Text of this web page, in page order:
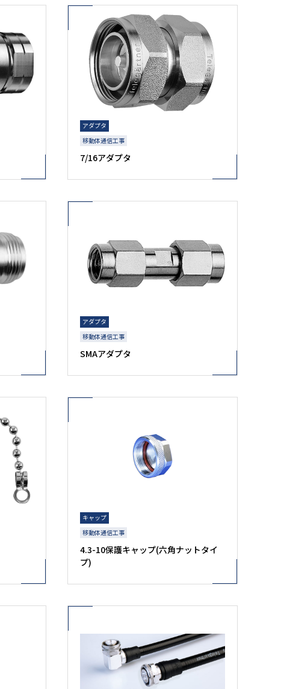
アダプタ
移動体通信工事
7/16アダプタ
アダプタ
移動体通信工事
SMAアダプタ
キャップ
移動体通信工事
4.3-10保護キャップ(六角ナットタイ
プ)